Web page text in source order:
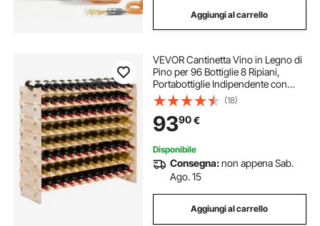
Aggiungi al carrello
VEVOR Cantinetta Vino in Legno di
Pino per 96 Bottiglie 8 Ripiani,
Portabottiglie Indipendente con
Capacità di Carico Totale di 112 kg,
Portabottiglie per Cucina, Cantina,
Bar, Sala da Pranzo
(18)
9390€
Disponibile
Consegna:non appena Sab.
Ago. 15
Aggiungi al carrello